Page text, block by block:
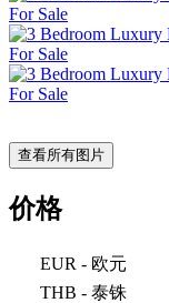
查看所有图片
价格
EUR - 欧元
THB - 泰铢